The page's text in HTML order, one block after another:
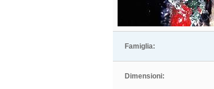
Famiglia:
Dimensioni: